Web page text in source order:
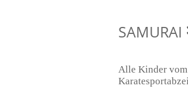
SAMURAI
Alle Kinder vom